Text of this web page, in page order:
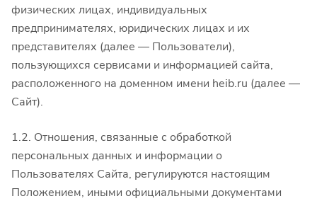
физических лицах, индивидуальных
предпринимателях, юридических лицах и их
представителях (далее — Пользователи),
пользующихся сервисами и информацией сайта,
расположенного на доменном имени heib.ru (далее —
Сайт).
1.2. Отношения, связанные с обработкой
персональных данных и информации о
Пользователях Сайта, регулируются настоящим
Положением, иными официальными документами